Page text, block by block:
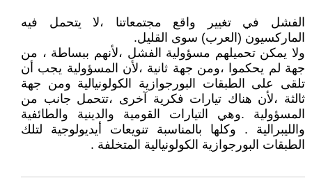
الفشل في تغيير واقع مجتمعاتنا ،لا يتحمل فيه
الماركسيون (العرب) سوى القليل.
ولا يمكن تحميلهم مسؤولية الفشل ،لأنهم ببساطة ، من
جهة لم يحكموا ،ومن جهة ثانية ،لأن المسؤولية يجب أن
تلقى على الطبقات البورجوازية الكولونيالية ومن جهة
ثالثة ،لأن هناك تيارات فكرية آخرى ،تتحمل جانب من
المسؤولية .وهي التيارات القومية والدينية والطائفية
والليبرالية . وكلها بالمناسبة تنويعات أيديولوجية لتلك
الطبقات البورجوازية الكولونيالية المتخلفة .